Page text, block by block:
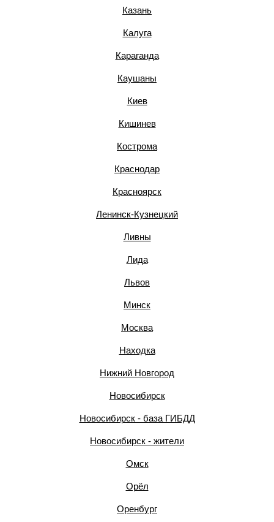
Казань
Калуга
Караганда
Каушаны
Киев
Кишинев
Кострома
Краснодар
Красноярск
Ленинск-Кузнецкий
Ливны
Лида
Львов
Минск
Москва
Находка
Нижний Новгород
Новосибирск
Новосибирск - база ГИБДД
Новосибирск - жители
Омск
Орёл
Оренбург